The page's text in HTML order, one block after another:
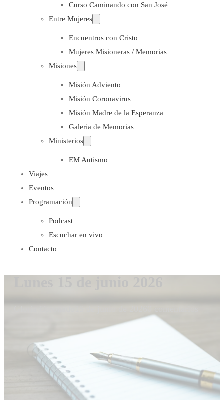
Curso Caminando con San José
Entre Mujeres
Encuentros con Cristo
Mujeres Misioneras / Memorias
Misiones
Misión Adviento
Misión Coronavirus
Misión Madre de la Esperanza
Galeria de Memorias
Ministerios
EM Autismo
Viajes
Eventos
Programación
Podcast
Escuchar en vivo
Contacto